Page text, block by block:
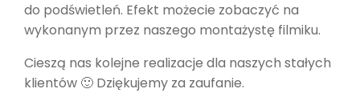
do podświetleń. Efekt możecie zobaczyć na
wykonanym przez naszego montażystę filmiku.
Cieszą nas kolejne realizacje dla naszych stałych
klientów 🙂 Dziękujemy za zaufanie.